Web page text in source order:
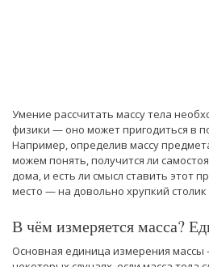
Умение рассчитать массу тела
физики — оно может пригодиться в
Например, определив массу
можем понять, получится ли
дома, и есть ли смысл ставить этот
место — на довольно хрупкий
В чём измеряется масса?
Основная единица измерения массы